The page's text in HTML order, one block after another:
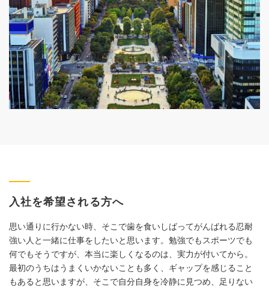
入社を希望される方へ
思い通りに行かない時、そこで歯を食いしばってがんばれる忍耐
強い人と一緒に仕事をしたいと思います。勉強でもスポーツでも
何でもそうですが、本当に楽しくなるのは、実力が付いてから。
最初のうちはうまくいかないことも多く、ギャップを感じること
もあると思いますが、そこで自分自身を冷静に見つめ、足りない